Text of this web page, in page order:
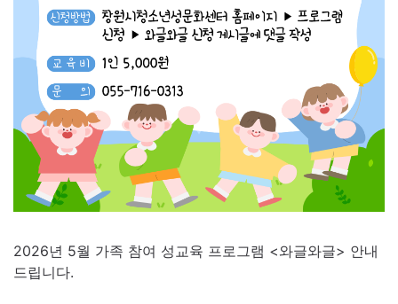
2026년 5월 가족 참여 성교육 프로그램 <와글와글> 안내
드립니다.